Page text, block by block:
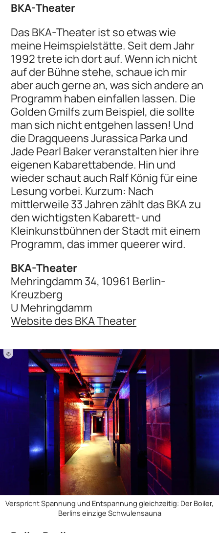
BKA-Theater
Das BKA-Theater ist so etwas wie
meine Heimspielstätte. Seit dem Jahr
1992 trete ich dort auf. Wenn ich nicht
auf der Bühne stehe, schaue ich mir
aber auch gerne an, was sich andere an
Programm haben einfallen lassen. Die
Golden Gmilfs zum Beispiel, die sollte
man sich nicht entgehen lassen! Und
die Dragqueens Jurassica Parka und
Jade Pearl Baker veranstalten hier ihre
eigenen Kabarettabende. Hin und
wieder schaut auch Ralf König für eine
Lesung vorbei. Kurzum: Nach
mittlerweile 33 Jahren zählt das BKA zu
den wichtigsten Kabarett- und
Kleinkunstbühnen der Stadt mit einem
Programm, das immer queerer wird.
BKA-Theater
Mehringdamm 34, 10961 Berlin-
Kreuzberg
U Mehringdamm
Website des BKA Theater
©
Verspricht Spannung und Entspannung gleichzeitig: Der Boiler,
Berlins einzige Schwulensauna